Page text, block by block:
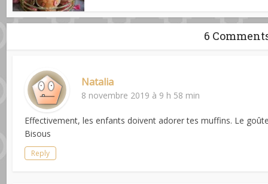
6
Natalia
8 novembre 2019 à 9 h 58 min
Effectivement, les enfants doivent adorer tes muffins. Le
Bisous
Reply